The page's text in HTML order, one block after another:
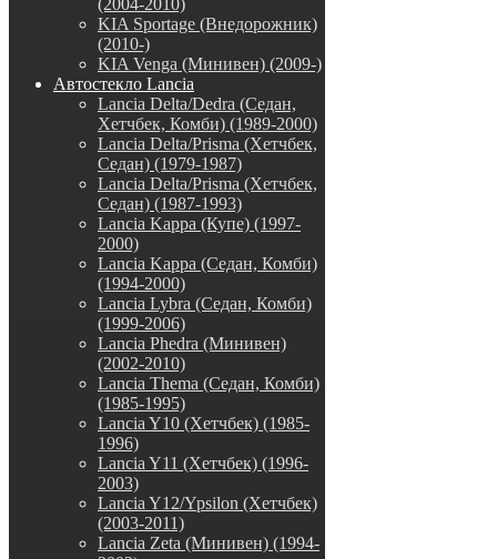
KIA Sportage (Внедорожник)
(2010-)
KIA Venga (Минивен) (2009-)
Автостекло Lancia
Lancia Delta/Dedra (Седан,
Хетчбек, Комби) (1989-2000)
Lancia Delta/Prisma (Хетчбек,
Седан) (1979-1987)
Lancia Delta/Prisma (Хетчбек,
Седан) (1987-1993)
Lancia Kappa (Купе) (1997-
2000)
Lancia Kappa (Седан, Комби)
(1994-2000)
Lancia Lybra (Седан, Комби)
(1999-2006)
Lancia Phedra (Минивен)
(2002-2010)
Lancia Thema (Седан, Комби)
(1985-1995)
Lancia Y10 (Хетчбек) (1985-
1996)
Lancia Y11 (Хетчбек) (1996-
2003)
Lancia Y12/Ypsilon (Хетчбек)
(2003-2011)
Lancia Zeta (Минивен) (1994-